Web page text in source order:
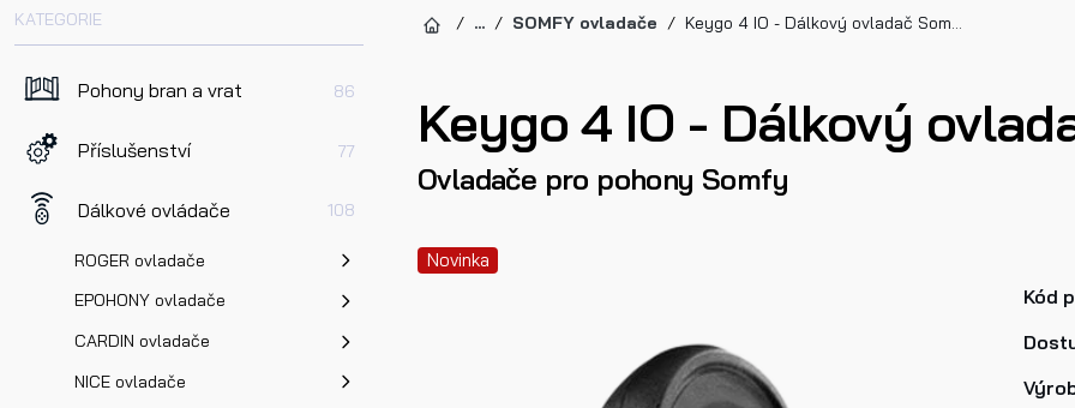
KATEGORIE
Pohony bran a vrat 86
Příslušenství 77
Dálkové ovládače 108
ROGER ovladače
EPOHONY ovladače
CARDIN ovladače
NICE ovladače
... SOMFY ovladače Keygo 4 IO - Dálkový ovladač Somfy IO
Keygo 4 IO - Dálkový
Ovladače pro pohony Somfy
Novinka
Kód